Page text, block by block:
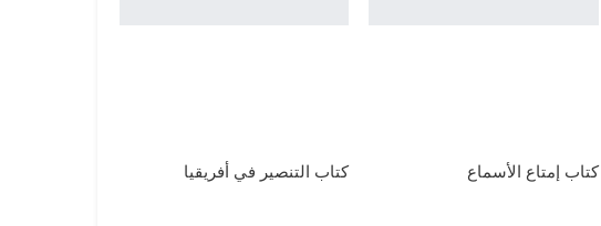
كتاب إمتاع الأسماع كتاب التنصير في أفريقيا